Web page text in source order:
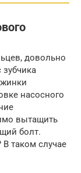
довольно
насосного
вытащить
болт.
таком случае